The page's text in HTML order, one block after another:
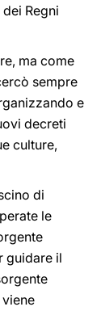
Regni
ma come
sempre
e
decreti
culture,
di
le
guidare il